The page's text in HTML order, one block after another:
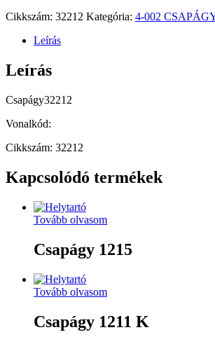
Cikkszám: 32212 Kategória: 4-002
Leírás
Leírás
Csapágy32212
Vonalkód:
Cikkszám: 32212
Kapcsolódó termékek
Tovább olvasom
Csapágy 1215
Tovább olvasom
Csapágy 1211 K